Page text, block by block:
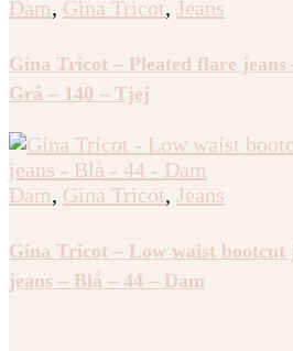
– Grå – 44 – Dam
Gina Tricot – Pleated flare jeans
Grå – 140 – Tjej